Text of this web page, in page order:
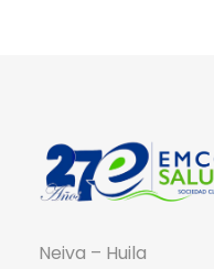
Neiva – Huila